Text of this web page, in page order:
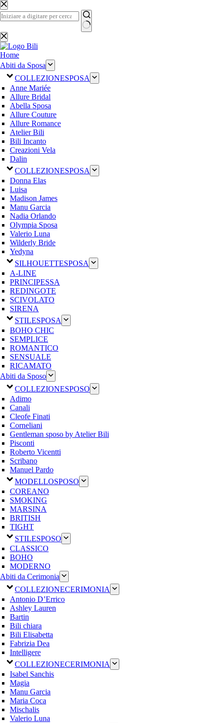
Salta
al
contenuto
Nessun
risultato
Home
Abiti da Sposa
COLLEZIONESPOSA
Anne Mariée
Allure Bridal
Abella Sposa
Allure Couture
Allure Romance
Atelier Bili
Bili Incanto
Creazioni Vela
Dalin
COLLEZIONESPOSA
Donna Elas
Luisa
Madison James
Manu Garcia
Nadia Orlando
Olympia Sposa
Valerio Luna
Wilderly Bride
Yedyna
SILHOUETTESPOSA
A-LINE
PRINCIPESSA
REDINGOTE
SCIVOLATO
SIRENA
STILESPOSA
BOHO CHIC
SEMPLICE
ROMANTICO
SENSUALE
RICAMATO
Abiti da Sposo
COLLEZIONESPOSO
Adimo
Canali
Cleofe Finati
Corneliani
Gentleman sposo by Atelier Bili
Pisconti
Roberto Vicentti
Scribano
Manuel Pardo
MODELLOSPOSO
COREANO
SMOKING
MARSINA
BRITISH
TIGHT
STILESPOSO
CLASSICO
BOHO
MODERNO
Abiti da Cerimonia
COLLEZIONECERIMONIA
Antonio D’Errico
Ashley Lauren
Bartin
Bili chiara
Bili Elisabetta
Fabrizia Dea
Intelligere
COLLEZIONECERIMONIA
Isabel Sanchis
Magia
Manu Garcia
Maria Coca
Mischalis
Valerio Luna